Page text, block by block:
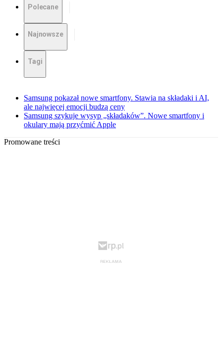
Polecane
Najnowsze
Tagi
Samsung pokazał nowe smartfony. Stawia na składaki i AI,
ale najwięcej emocji budzą ceny
Samsung szykuje wysyp „składaków”. Nowe smartfony i
okulary mają przyćmić Apple
Promowane treści